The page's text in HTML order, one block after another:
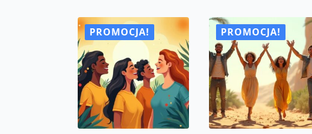
7
krokach.
i
innych.
Certyfikat
PROMOCJA! PROMOCJA!